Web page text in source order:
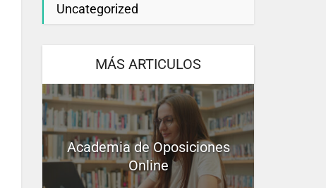
Uncategorized
MÁS ARTICULOS
Academia de Oposiciones
Online